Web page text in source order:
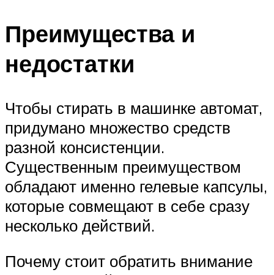
Преимущества и
недостатки
Чтобы стирать в машинке автомат,
придумано множество средств
разной консистенции.
Существенным преимуществом
обладают именно гелевые капсулы,
которые совмещают в себе сразу
несколько действий.
Почему стоит обратить внимание